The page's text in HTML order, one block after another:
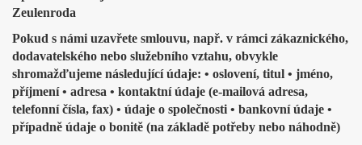
Zeulenroda
Pokud s námi uzavřete smlouvu, např. v rámci zákaznického,
dodavatelského nebo služebního vztahu, obvykle
shromažďujeme následující údaje: • oslovení, titul • jméno,
příjmení • adresa • kontaktní údaje (e-mailová adresa,
telefonní čísla, fax) • údaje o společnosti • bankovní údaje •
případně údaje o bonitě (na základě potřeby nebo náhodně)